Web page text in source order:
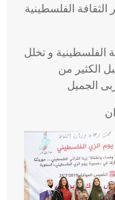
الفلسطينية
الفلسطينية و تخلل
الكثير من
الجميل